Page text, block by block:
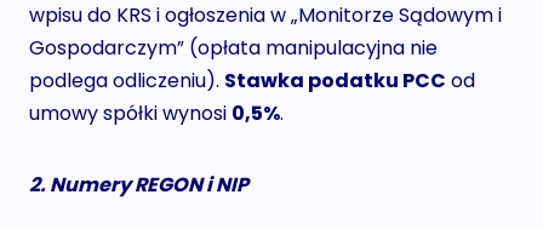
wpisu do KRS i ogłoszenia w „Monitorze Sądowym i
Gospodarczym” (opłata manipulacyjna nie
podlega odliczeniu). Stawka podatku PCC od
umowy spółki wynosi 0,5%.
2. Numery REGON i NIP